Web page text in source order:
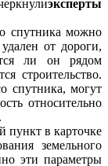
эксперты
спутника можно
от дороги,
ли он рядом
строительство.
спутника, могут
относительно
пункт в карточке
земельного
эти параметры